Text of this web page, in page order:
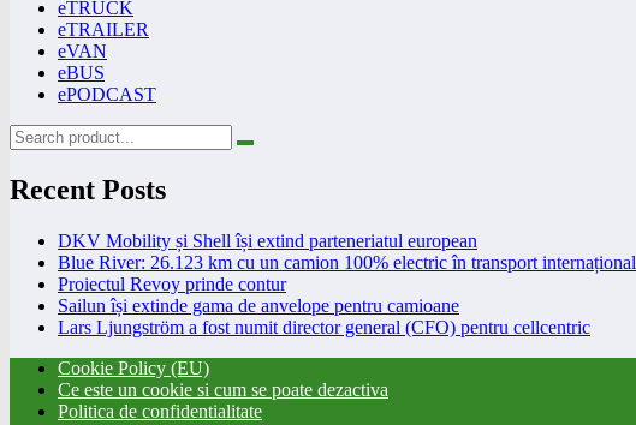
eTRUCK
eTRAILER
eVAN
eBUS
ePODCAST
Recent Posts
DKV Mobility și Shell își extind parteneriatul european
Blue River: 26.123 km cu un camion 100% electric în transport internațional
Proiectul Revoy prinde contur
Sailun își extinde gama de anvelope pentru camioane
Lars Ljungström a fost numit director general (CFO) pentru cellcentric
Cookie Policy (EU)
Ce este un cookie si cum se poate dezactiva
Politica de confidentialitate